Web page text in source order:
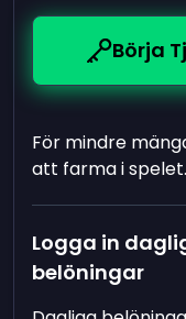
Börja
För mindre
att farma i spelet.
Logga in
belöningar